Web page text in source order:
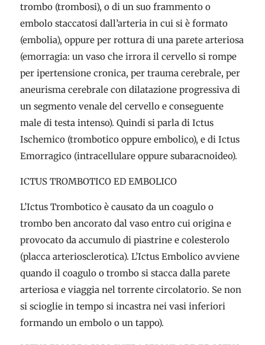
trombo (trombosi), o di un suo frammento o
embolo staccatosi dall’arteria in cui si è formato
(embolia), oppure per rottura di una parete arteriosa
(emorragia: un vaso che irrora il cervello si rompe
per ipertensione cronica, per trauma cerebrale, per
aneurisma cerebrale con dilatazione progressiva di
un segmento venale del cervello e conseguente
male di testa intenso). Quindi si parla di Ictus
Ischemico (trombotico oppure embolico), e di Ictus
Emorragico (intracellulare oppure subaracnoideo).
ICTUS TROMBOTICO ED EMBOLICO
L’Ictus Trombotico è causato da un coagulo o
trombo ben ancorato dal vaso entro cui origina e
provocato da accumulo di piastrine e colesterolo
(placca arteriosclerotica). L’Ictus Embolico avviene
quando il coagulo o trombo si stacca dalla parete
arteriosa e viaggia nel torrente circolatorio. Se non
si scioglie in tempo si incastra nei vasi inferiori
formando un embolo o un tappo).